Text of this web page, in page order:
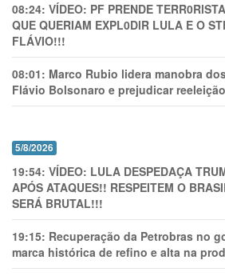
08:24: VÍDEO: PF PRENDE
QUE QUERIAM EXPL0DlR LULA E O
FLÁVIO!!!
08:01: Marco Rubio lidera manobra
Flávio Bolsonaro e prejudicar
5/8/2026
19:54: VÍDEO: LULA DESPEDAÇA
APÓS ATAQUES!! RESPEITEM O
SERÁ BRUTAL!!!
19:15: Recuperação da Petrobras no
marca histórica de refino e alta na